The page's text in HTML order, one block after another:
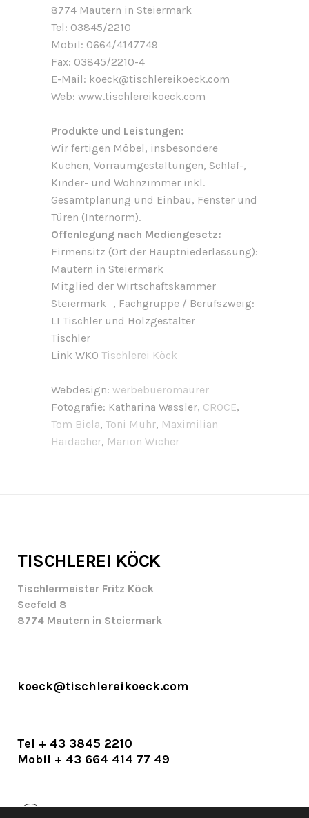
8774 Mautern in Steiermark
Tel: 03845/2210
Mobil: 0664/4147749
Fax: 03845/2210-4
E-Mail: koeck@tischlereikoeck.com
Web: www.tischlereikoeck.com
Produkte und Leistungen:
Wir fertigen Möbel, insbesondere
Küchen, Vorraumgestaltungen, Schlaf-,
Kinder- und Wohnzimmer inkl.
Gesamtplanung und Einbau, Fenster und
Türen (Internorm).
Offenlegung nach Mediengesetz:
Firmensitz (Ort der Hauptniederlassung):
Mautern in Steiermark
Mitglied der Wirtschaftskammer
Steiermark , Fachgruppe / Berufszweig:
LI Tischler und Holzgestalter
Tischler
Link WKO Tischlerei Köck
Webdesign: werbebueromaurer
Fotografie: Katharina Wassler, CROCE,
Tom Biela, Toni Muhr, Maximilian
Haidacher, Marion Wicher
TISCHLEREI KÖCK
Tischlermeister Fritz Köck
Seefeld 8
8774 Mautern in Steiermark
koeck@tischlereikoeck.com
Tel + 43 3845 2210
Mobil + 43 664 414 77 49